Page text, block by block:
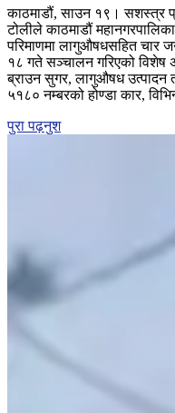
काठमाडौं, साउन १९। सशस्त्र
टोलीले काठमाडौं
परिमाणमा लागुऔषधसहित चार
१८ गते सञ्चालन गरिएको विशेष
ब्राउन सुगर, लागुऔषध उत्पादन
५१८० नम्बरको होण्डा कार,
पुरा पढ़नुश